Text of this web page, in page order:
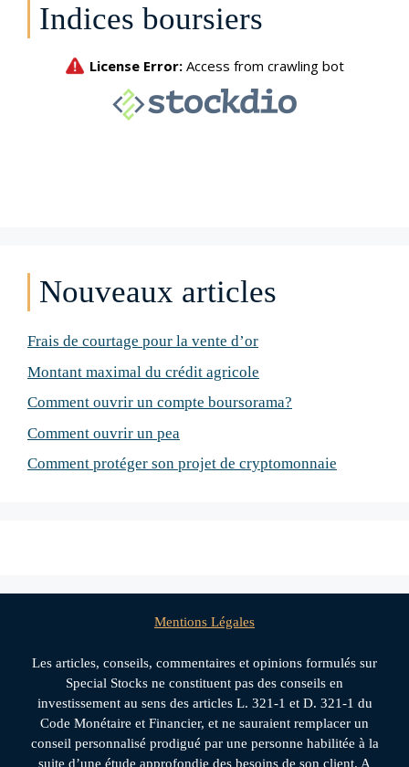
Indices boursiers
Nouveaux articles
Frais de courtage pour la vente d’or
Montant maximal du crédit agricole
Comment ouvrir un compte boursorama?
Comment ouvrir un pea
Comment protéger son projet de cryptomonnaie
Mentions Légales
Les articles, conseils, commentaires et opinions formulés sur
Special Stocks ne constituent pas des conseils en
investissement au sens des articles L. 321-1 et D. 321-1 du
Code Monétaire et Financier, et ne sauraient remplacer un
conseil personnalisé prodigué par une personne habilitée à la
suite d’une étude approfondie des besoins de son client. A